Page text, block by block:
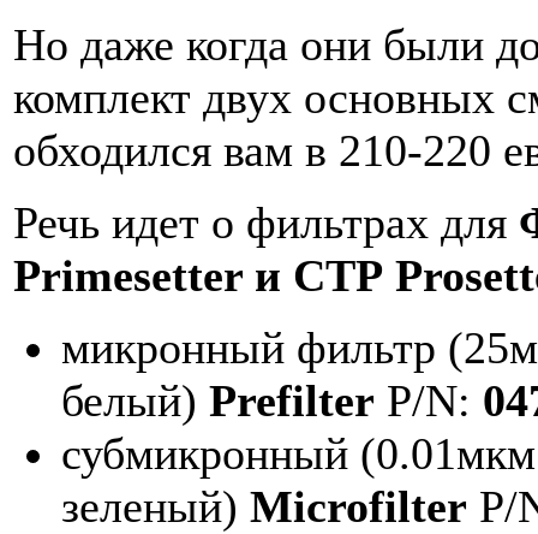
Но даже когда они были
комплект двух основных
обходился вам в 210-220
Речь идет о фильтрах для
Primesetter и СТР
микронный фильтр
белый) Prefilter P/N:
субмикронный
зеленый) Microfilter P/